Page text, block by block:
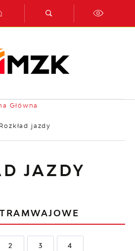
czcionki.
strony.
Główna
Rozkład jazdy
JAZDY
TRAMWAJOWE
2 3 4